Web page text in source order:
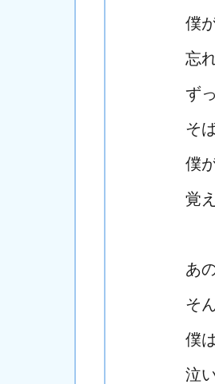
僕
忘
ず
そ
僕
覚
あ
そ
僕
泣